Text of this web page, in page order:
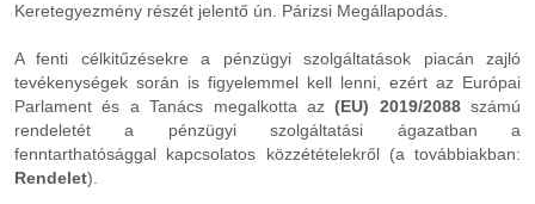
Keretegyezmény részét jelentő ún. Párizsi Megállapodás.
A fenti célkitűzésekre a pénzügyi szolgáltatások piacán zajló
tevékenységek során is figyelemmel kell lenni, ezért az Európai
Parlament és a Tanács megalkotta az(EU) 2019/2088számú
rendeletét a pénzügyi szolgáltatási ágazatban a
fenntarthatósággal kapcsolatos közzétételekről (a továbbiakban:
Rendelet).